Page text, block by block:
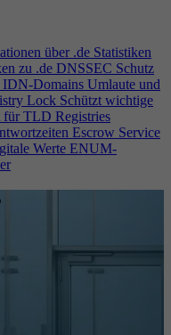
über .de Statistiken
zu .de DNSSEC Schutz
IDN-Domains Umlaute und
Lock Schützt wichtige
für TLD Registries
Escrow Service
Werte ENUM-